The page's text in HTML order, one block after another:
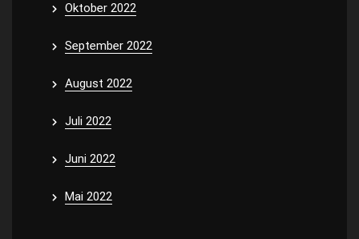
Oktober 2022
September 2022
August 2022
Juli 2022
Juni 2022
Mai 2022